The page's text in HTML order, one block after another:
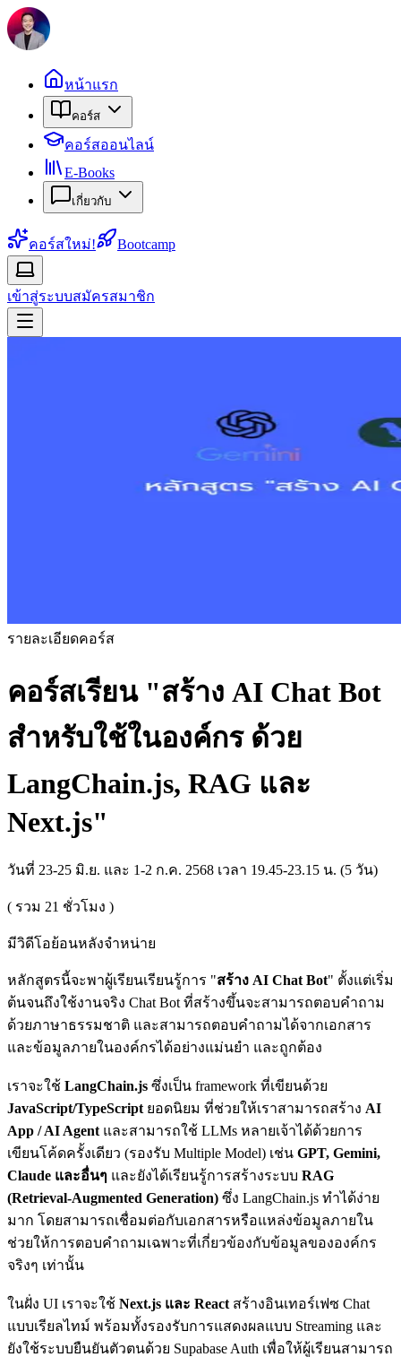
หน้าแรก
คอร์ส
คอร์สออนไลน์
E-Books
เกี่ยวกับ
คอร์สใหม่! Bootcamp
เข้าสู่ระบบสมัครสมาชิก
รายละเอียดคอร์ส
คอร์สเรียน "สร้าง AI Chat Bot
สำหรับใช้ในองค์กร ด้วย
LangChain.js, RAG และ
Next.js"
วันที่ 23-25 มิ.ย. และ 1-2 ก.ค. 2568 เวลา 19.45-23.15 น. (5 วัน)
( รวม 21 ชั่วโมง )
มีวิดีโอย้อนหลังจำหน่าย
หลักสูตรนี้จะพาผู้เรียนเรียนรู้การ "สร้าง AI Chat Bot" ตั้งแต่เริ่ม
ต้นจนถึงใช้งานจริง Chat Bot ที่สร้างขึ้นจะสามารถตอบคำถาม
ด้วยภาษาธรรมชาติ และสามารถตอบคำถามได้จากเอกสาร
และข้อมูลภายในองค์กรได้อย่างแม่นยำ และถูกต้อง
เราจะใช้ LangChain.js ซึ่งเป็น framework ที่เขียนด้วย
JavaScript/TypeScript ยอดนิยม ที่ช่วยให้เราสามารถสร้าง AI
App / AI Agent และสามารถใช้ LLMs หลายเจ้าได้ด้วยการ
เขียนโค้ดครั้งเดียว (รองรับ Multiple Model) เช่น GPT, Gemini,
Claude และอื่นๆ และยังได้เรียนรู้การสร้างระบบ RAG
(Retrieval-Augmented Generation) ซึ่ง LangChain.js ทำได้ง่าย
มาก โดยสามารถเชื่อมต่อกับเอกสารหรือแหล่งข้อมูลภายใน
ช่วยให้การตอบคำถามเฉพาะที่เกี่ยวข้องกับข้อมูลขององค์กร
จริงๆ เท่านั้น
ในฝั่ง UI เราจะใช้ Next.js และ React สร้างอินเทอร์เฟซ Chat
แบบเรียลไทม์ พร้อมทั้งรองรับการแสดงผลแบบ Streaming และ
ยังใช้ระบบยืนยันตัวตนด้วย Supabase Auth เพื่อให้ผู้เรียนสามารถ